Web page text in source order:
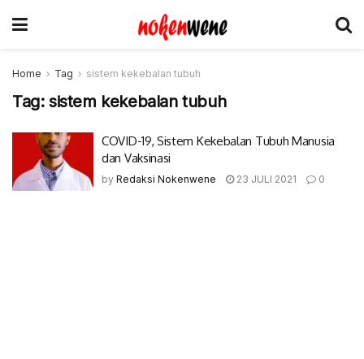
Home Tag sistem kekebalan tubuh
Tag: sistem kekebalan tubuh
COVID-19, Sistem Kekebalan Tubuh Manusia
dan Vaksinasi
by Redaksi Nokenwene 23 JULI 2021 0